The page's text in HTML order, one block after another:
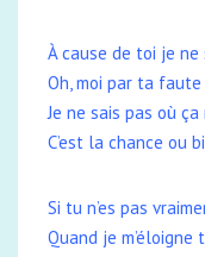
À cause de toi je
Oh, moi par ta faute
Je ne sais pas où
C’est la chance ou
Si tu n’es pas
Quand je